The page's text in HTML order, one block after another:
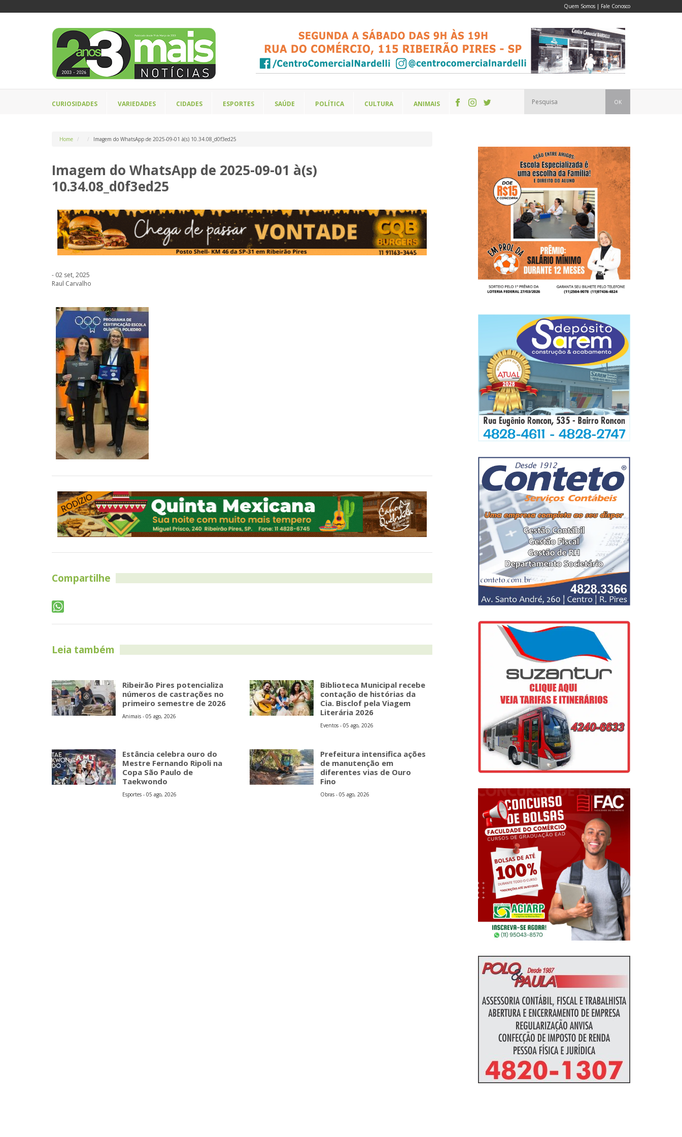
Quem Somos | Fale Conosco
CURIOSIDADES VARIEDADES CIDADES ESPORTES SAÚDE POLÍTICA CULTURA ANIMAIS OK
Home Imagem do WhatsApp de 2025-09-01 à(s) 10.34.08_d0f3ed25
Imagem do WhatsApp de 2025-09-01 à(s)
10.34.08_d0f3ed25
- 02 set, 2025
Raul Carvalho
Compartilhe
Leia também
Ribeirão Pires potencializa
números de castrações no
primeiro semestre de 2026
Animais - 05 ago, 2026
Biblioteca Municipal recebe
contação de histórias da
Cia. Bisclof pela Viagem
Literária 2026
Eventos - 05 ago, 2026
Estância celebra ouro do
Mestre Fernando Ripoli na
Copa São Paulo de
Taekwondo
Esportes - 05 ago, 2026
Prefeitura intensifica ações
de manutenção em
diferentes vias de Ouro
Fino
Obras - 05 ago, 2026